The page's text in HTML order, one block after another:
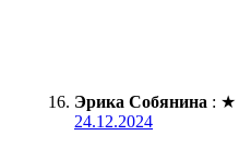
Эрика Собянина : ★
24.12.2024